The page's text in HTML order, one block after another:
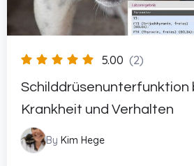
5.00 (2)
Schilddrüsenunterfunktion
Krankheit und Verhalten
By Kim Hege